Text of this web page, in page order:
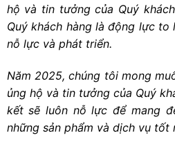
hộ và tin tưởng của Quý
Quý khách hàng là động lực
nỗ lực và phát triển.
Năm 2025, chúng tôi mong
ủng hộ và tin tưởng của Quý
kết sẽ luôn nỗ lực để mang
những sản phẩm và dịch vụ tốt